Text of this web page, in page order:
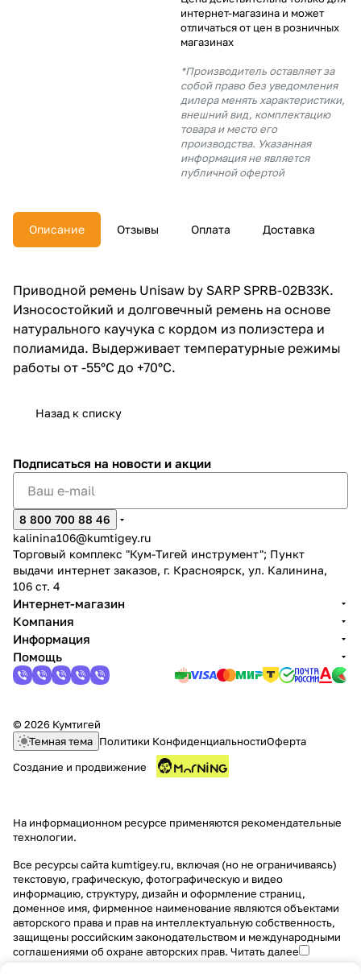
интернет-магазина и может
отличаться от цен в розничных
магазинах
*Производитель оставляет за
собой право без уведомления
дилера менять характеристики,
внешний вид, комплектацию
товара и место его
производства. Указанная
информация не является
публичной офертой
Описание Отзывы Оплата Доставка
Приводной ремень Unisaw by SARP SPRB-02B33K.
Износостойкий и долговечный ремень на основе
натурального каучука с кордом из полиэстера и
полиамида. Выдерживает температурные режимы
работы от -55°C до +70°C.
Назад к списку
Подписаться на новости и акции
8 800 700 88 46
kalinina106@kumtigey.ru
Торговый комплекс "Кум-Тигей инструмент"; Пункт
выдачи интернет заказов, г. Красноярск, ул. Калинина,
106 ст. 4
Интернет-магазин
Компания
Информация
Помощь
© 2026 Кумтигей
Темная тема Политики КонфиденциальностиОферта
Создание и продвижение
На информационном ресурсе применяются рекомендательные
технологии.
Все ресурсы сайта kumtigey.ru, включая (но не ограничиваясь)
текстовую, графическую, фотографическую и видео
информацию, структуру, дизайн и оформление страниц,
доменное имя, фирменное наименование являются объектами
авторского права и прав на интеллектуальную собственность,
защищены российским законодательством и международными
соглашениями об охране авторских прав. Читать далее
% картой любого банка
выбранный способом
% будут
с вашей карты
каждые 2 недели
Подробнее
25
недели
раз в 2 недели
Остались вопросы?
8 800 302-02-51